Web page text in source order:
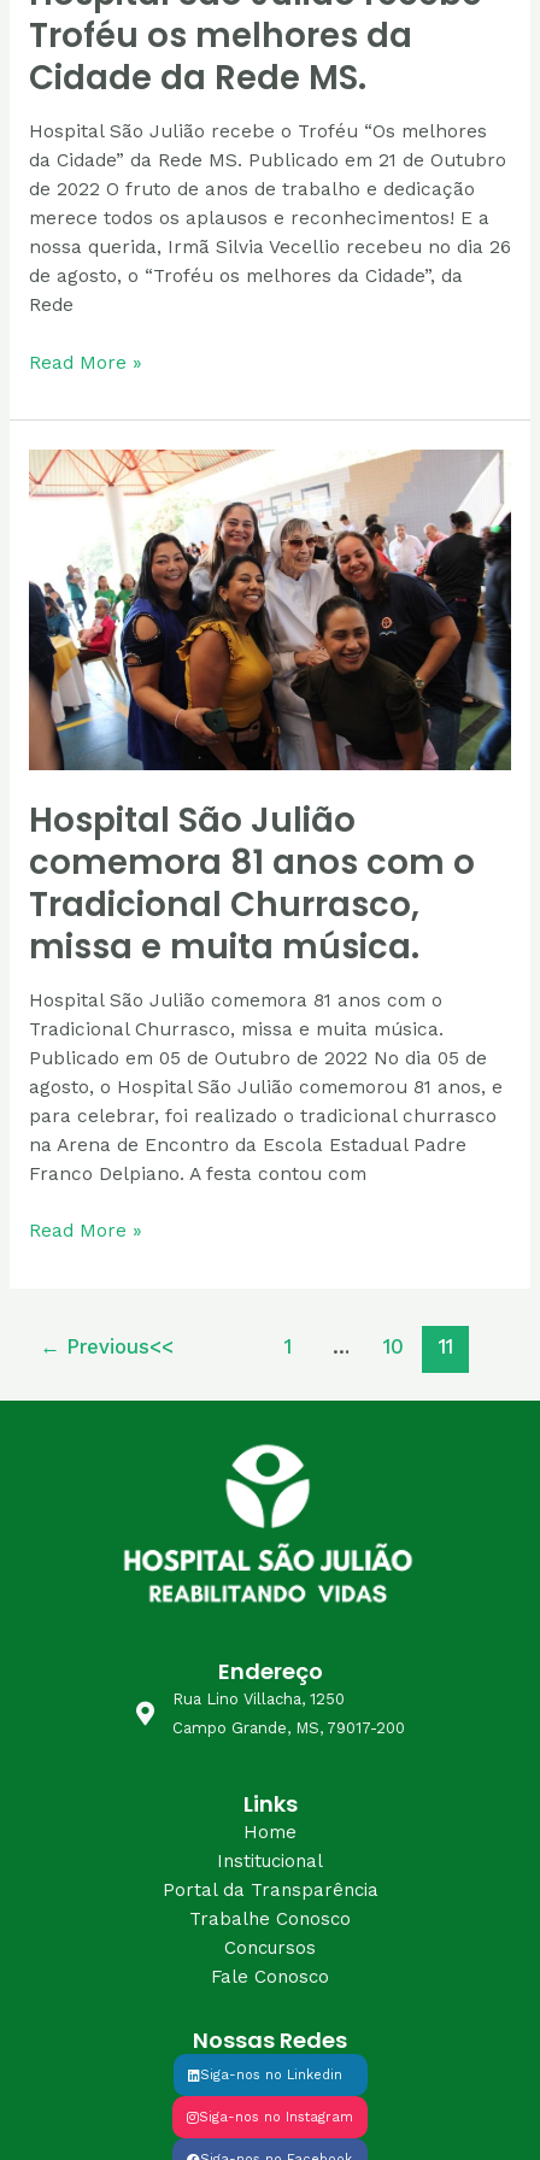
Troféu os melhores da
Cidade da Rede MS.
Hospital São Julião recebe o Troféu “Os melhores
da Cidade” da Rede MS. Publicado em 21 de Outubro
de 2022 O fruto de anos de trabalho e dedicação
merece todos os aplausos e reconhecimentos! E a
nossa querida, Irmã Silvia Vecellio recebeu no dia 26
de agosto, o “Troféu os melhores da Cidade”, da
Rede
Read More »
Hospital São Julião
comemora 81 anos com o
Tradicional Churrasco,
missa e muita música.
Hospital São Julião comemora 81 anos com o
Tradicional Churrasco, missa e muita música.
Publicado em 05 de Outubro de 2022 No dia 05 de
agosto, o Hospital São Julião comemorou 81 anos, e
para celebrar, foi realizado o tradicional churrasco
na Arena de Encontro da Escola Estadual Padre
Franco Delpiano. A festa contou com
Hospital
São
comemora
81
anos
com
Tradicional
Churrasco,
missa
muita
música.
Read More »
← Previous 1 … 10 11
Endereço
Rua Lino Villacha, 1250
Campo Grande, MS, 79017-200
Links
Home
Institucional
Portal da Transparência
Trabalhe Conosco
Concursos
Fale Conosco
Nossas Redes
Siga-nos no Linkedin
Siga-nos no Instagram